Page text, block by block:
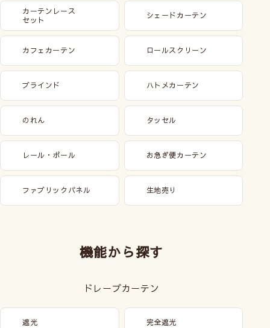
カーテンレース
セット
シェードカーテン
カフェカーテン ロールスクリーン
ブラインド ハトメカーテン
のれん タッセル
レール・ポール お急ぎ便カーテン
ファブリックパネル 生地売り
機能から探す
ドレープカーテン
遮光 完全遮光